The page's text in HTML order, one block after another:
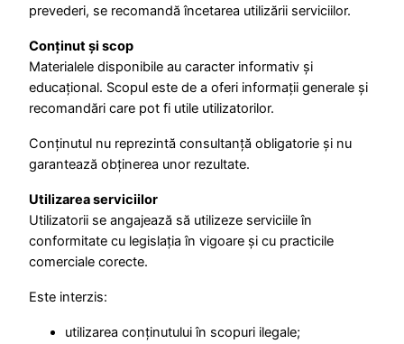
prevederi, se recomandă încetarea utilizării serviciilor.
Conținut și scop
Materialele disponibile au caracter informativ și
educațional. Scopul este de a oferi informații generale și
recomandări care pot fi utile utilizatorilor.
Conținutul nu reprezintă consultanță obligatorie și nu
garantează obținerea unor rezultate.
Utilizarea serviciilor
Utilizatorii se angajează să utilizeze serviciile în
conformitate cu legislația în vigoare și cu practicile
comerciale corecte.
Este interzis:
utilizarea conținutului în scopuri ilegale;